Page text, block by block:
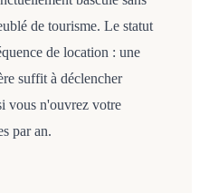
de tourisme. Le statut
de location : une
suffit à déclencher
vous n'ouvrez votre
par an.